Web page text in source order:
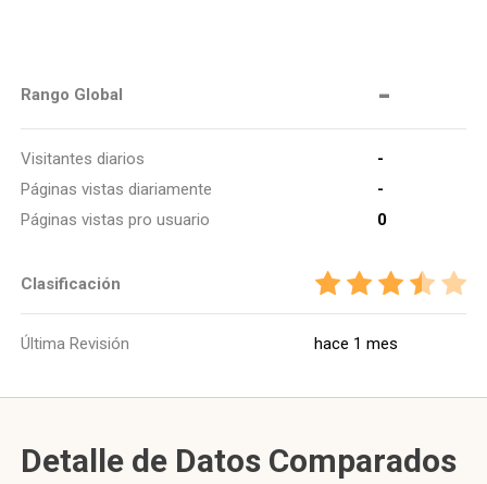
Rango Global -
Visitantes diarios
-
Páginas vistas diariamente
-
Páginas vistas pro usuario
0
Clasificación
Última Revisión hace 1 mes
Detalle de Datos Comparados